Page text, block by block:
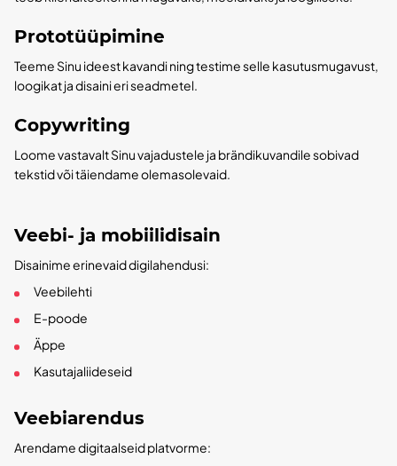
Prototüüpimine
Teeme Sinu ideest kavandi ning testime selle kasutusmugavust,
loogikat ja disaini eri seadmetel.
Copywriting
Loome vastavalt Sinu vajadustele ja brändikuvandile sobivad
tekstid või täiendame olemasolevaid.
Veebi- ja mobiilidisain
Disainime erinevaid digilahendusi:
Veebilehti
E-poode
Äppe
Kasutajaliideseid
Veebiarendus
Arendame digitaalseid platvorme: